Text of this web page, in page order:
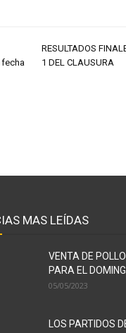
RESULTADOS
1 DEL CLAUSURA
MAS LEÍDAS
VENTA DE
PARA EL
05/05/2023
LOS PARTIDOS